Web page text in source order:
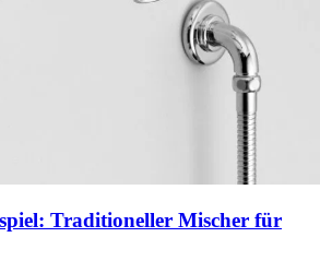
Traditioneller Mischer für